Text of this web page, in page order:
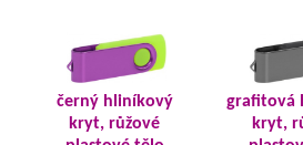
černý hliníkový
kryt, růžové
grafitová
kryt,